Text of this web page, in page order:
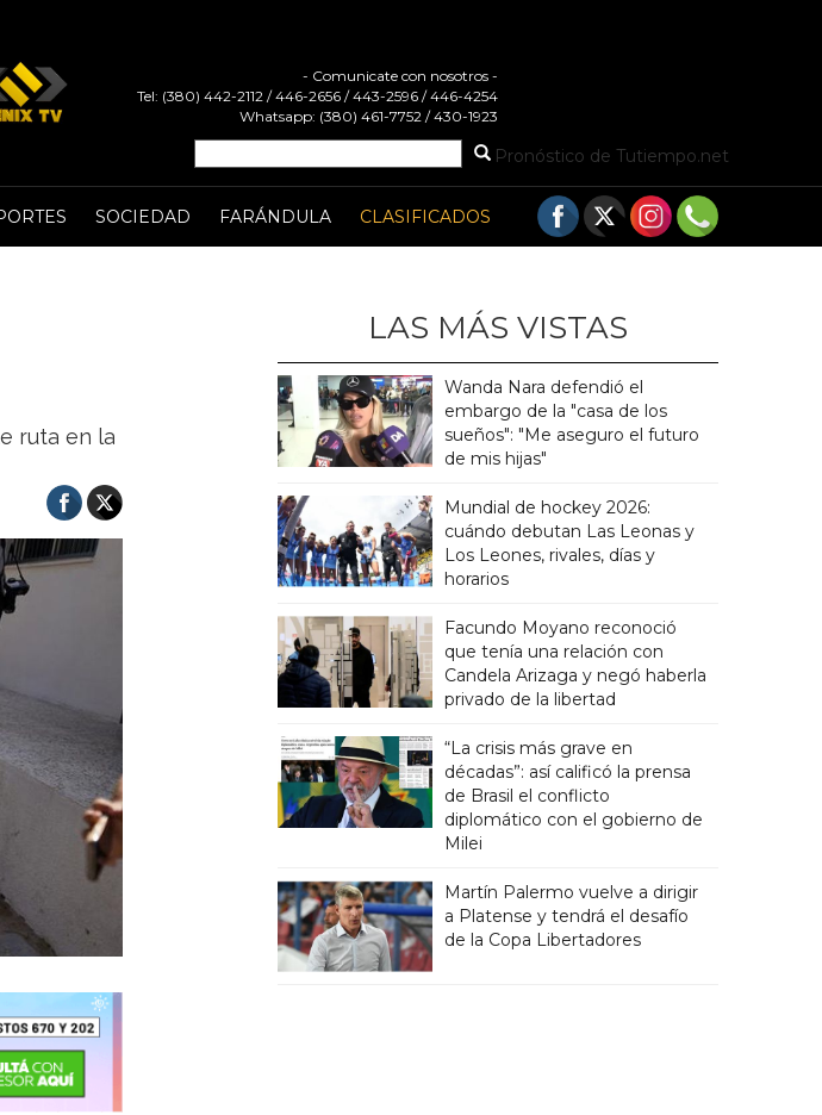
- Comunicate con nosotros -
Tel: (380) 442-2112 / 446-2656 / 443-2596 / 446-4254
Whatsapp: (380) 461-7752 / 430-1923
Pronóstico de Tutiempo.net
SOCIEDAD FARÁNDULA CLASIFICADOS
ruta en la
LAS MÁS VISTAS
Wanda Nara defendió el
embargo de la "casa de los
sueños": "Me aseguro el futuro
de mis hijas"
Mundial de hockey 2026:
cuándo debutan Las Leonas y
Los Leones, rivales, días y
horarios
Facundo Moyano reconoció
que tenía una relación con
Candela Arizaga y negó haberla
privado de la libertad
“La crisis más grave en
décadas”: así calificó la prensa
de Brasil el conflicto
diplomático con el gobierno de
Milei
Martín Palermo vuelve a dirigir
a Platense y tendrá el desafío
de la Copa Libertadores